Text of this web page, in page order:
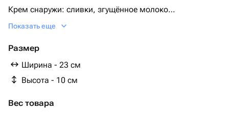
Крем снаружи: сливки, згущённое молоко
2) ванильный бисквит, ванильный крем.
По умолчанию поставляется первый вариант.
Показать еще
Размер
Ширина - 23 см
Высота - 10 см
Вес товара